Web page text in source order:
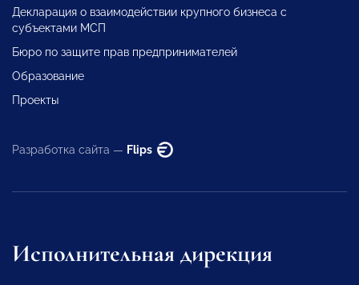
Декларация о взаимодействии крупного бизнеса с
субъектами МСП
Бюро по защите прав предпринимателей
Образование
Проекты
Разработка сайта — Flips
Исполнительная дирекция